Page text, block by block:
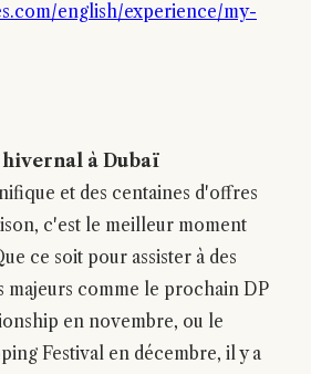
english/experience/my-
à Dubaï
et des centaines d'offres
c'est le meilleur moment
ce soit pour assister à des
majeurs comme le prochain DP
en novembre, ou le
Festival en décembre, il y a